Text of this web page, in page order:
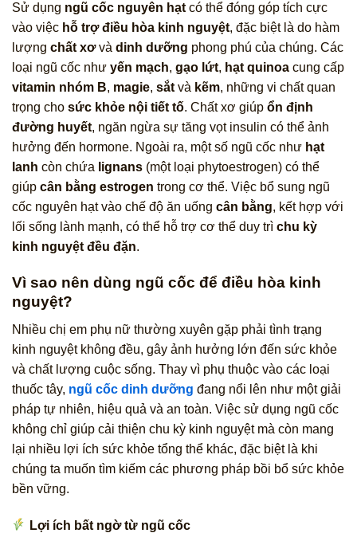
Sử dụng ngũ cốc nguyên hạt có thể đóng góp tích cực
vào việc hỗ trợ điều hòa kinh nguyệt, đặc biệt là do hàm
lượng chất xơvà dinh dưỡng phong phú của chúng. Các
loại ngũ cốc như yến mạch, gạo lứt, hạt quinoa cung cấp
vitamin nhóm B, magie, sắt và kẽm, những vi chất quan
trọng cho sức khỏe nội tiết tố. Chất xơ giúp ổn định
đường huyết, ngăn ngừa sự tăng vọt insulin có thể ảnh
hưởng đến hormone. Ngoài ra, một số ngũ cốc như hạt
lanh còn chứa lignans (một loại phytoestrogen) có thể
giúp cân bằng estrogen trong cơ thể. Việc bổ sung ngũ
cốc nguyên hạt vào chế độ ăn uống cân bằng, kết hợp với
lối sống lành mạnh, có thể hỗ trợ cơ thể duy trì chu kỳ
kinh nguyệt đều đặn.
Vì sao nên dùng ngũ cốc để điều hòa kinh
nguyệt?
Nhiều chị em phụ nữ thường xuyên gặp phải tình trạng
kinh nguyệt không đều, gây ảnh hưởng lớn đến sức khỏe
và chất lượng cuộc sống. Thay vì phụ thuộc vào các loại
thuốc tây, ngũ cốc dinh dưỡng đang nổi lên như một giải
pháp tự nhiên, hiệu quả và an toàn. Việc sử dụng ngũ cốc
không chỉ giúp cải thiện chu kỳ kinh nguyệt mà còn mang
lại nhiều lợi ích sức khỏe tổng thể khác, đặc biệt là khi
chúng ta muốn tìm kiếm các phương pháp bồi bổ sức khỏe
bền vững.
Lợi ích bất ngờ từ ngũ cốc